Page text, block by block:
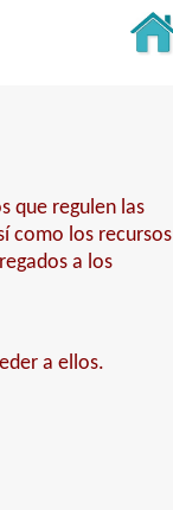
que regulen las
como los recursos
a los
a ellos.